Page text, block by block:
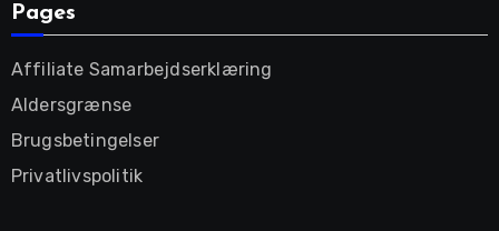
Pages
Affiliate Samarbejdserklæring
Aldersgrænse
Brugsbetingelser
Privatlivspolitik